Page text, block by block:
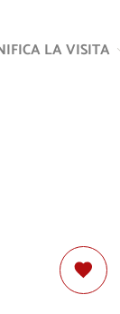
LA VISITA